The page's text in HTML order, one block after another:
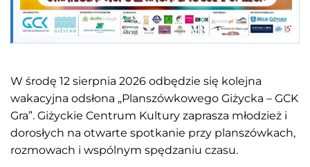
W środę 12 sierpnia 2026 odbędzie się kolejna
wakacyjna odsłona „Planszówkowego Giżycka – GCK
Gra”. Giżyckie Centrum Kultury zaprasza młodzież i
dorosłych na otwarte spotkanie przy planszówkach,
rozmowach i wspólnym spędzaniu czasu.